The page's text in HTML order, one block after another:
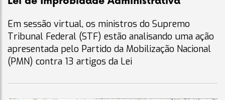
Em sessão virtual, os ministros do Supremo
Tribunal Federal (STF) estão analisando uma ação
apresentada pelo Partido da Mobilização Nacional
(PMN) contra 13 artigos da Lei